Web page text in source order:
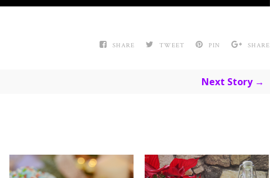
SHARE TWEET PIN SHARE
Next Story →